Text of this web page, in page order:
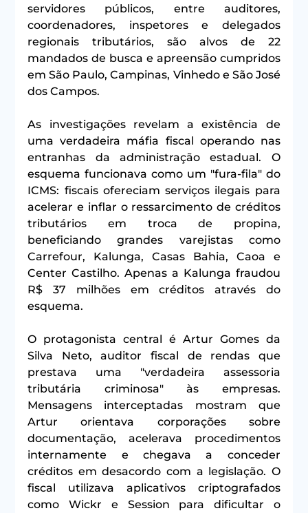
servidores públicos, entre auditores,
coordenadores, inspetores e delegados
regionais tributários, são alvos de 22
mandados de busca e apreensão cumpridos
em São Paulo, Campinas, Vinhedo e São José
dos Campos.
As investigações revelam a existência de
uma verdadeira máfia fiscal operando nas
entranhas da administração estadual. O
esquema funcionava como um "fura-fila" do
ICMS: fiscais ofereciam serviços ilegais para
acelerar e inflar o ressarcimento de créditos
tributários em troca de propina,
beneficiando grandes varejistas como
Carrefour, Kalunga, Casas Bahia, Caoa e
Center Castilho. Apenas a Kalunga fraudou
R$ 37 milhões em créditos através do
esquema.
O protagonista central é Artur Gomes da
Silva Neto, auditor fiscal de rendas que
prestava uma "verdadeira assessoria
tributária criminosa" às empresas.
Mensagens interceptadas mostram que
Artur orientava corporações sobre
documentação, acelerava procedimentos
internamente e chegava a conceder
créditos em desacordo com a legislação. O
fiscal utilizava aplicativos criptografados
como Wickr e Session para dificultar o